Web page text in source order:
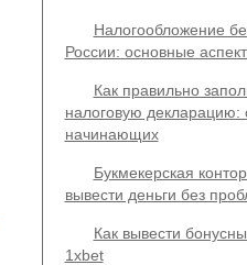
Налогообложение
России: основные
Как правильно
налоговую декларацию:
начинающих
Букмекерская
вывести деньги без
Как вывести
1xbet